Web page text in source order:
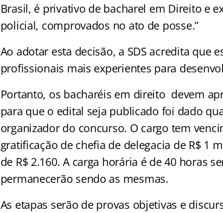
Brasil, é privativo de bacharel em Direito e
policial, comprovados no ato de posse.”
Ao adotar esta decisão, a SDS acredita que
profissionais mais experientes para
Portanto, os bacharéis em direito devem
para que o edital seja publicado foi dado
organizador do concurso. O cargo tem
gratificação de chefia de delegacia de R$ 1
de R$ 2.160. A carga horária é de 40 horas
permanecerão sendo as mesmas.
As etapas serão de provas objetivas e